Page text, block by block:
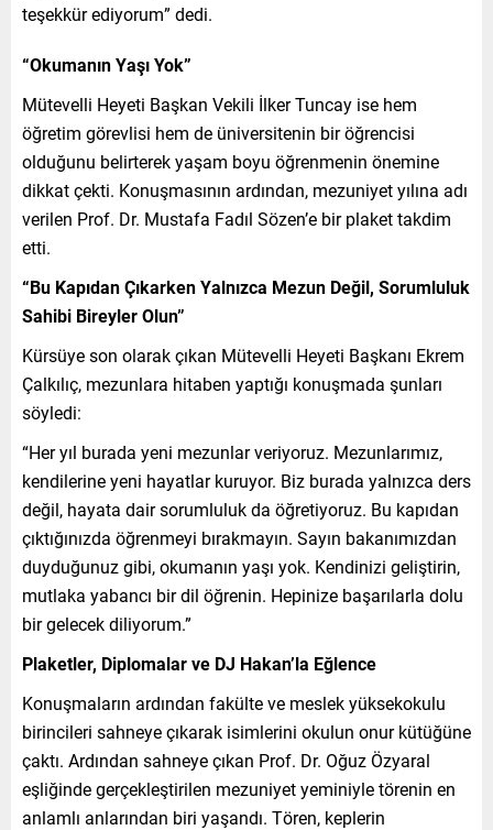
teşekkür ediyorum” dedi.
“Okumanın Yaşı Yok”
Mütevelli Heyeti Başkan Vekili İlker Tuncay ise hem
öğretim görevlisi hem de üniversitenin bir öğrencisi
olduğunu belirterek yaşam boyu öğrenmenin önemine
dikkat çekti. Konuşmasının ardından, mezuniyet yılına adı
verilen Prof. Dr. Mustafa Fadıl Sözen’e bir plaket takdim
etti.
“Bu Kapıdan Çıkarken Yalnızca Mezun Değil, Sorumluluk
Sahibi Bireyler Olun”
Kürsüye son olarak çıkan Mütevelli Heyeti Başkanı Ekrem
Çalkılıç, mezunlara hitaben yaptığı konuşmada şunları
söyledi:
“Her yıl burada yeni mezunlar veriyoruz. Mezunlarımız,
kendilerine yeni hayatlar kuruyor. Biz burada yalnızca ders
değil, hayata dair sorumluluk da öğretiyoruz. Bu kapıdan
çıktığınızda öğrenmeyi bırakmayın. Sayın bakanımızdan
duyduğunuz gibi, okumanın yaşı yok. Kendinizi geliştirin,
mutlaka yabancı bir dil öğrenin. Hepinize başarılarla dolu
bir gelecek diliyorum.”
Plaketler, Diplomalar ve DJ Hakan’la Eğlence
Konuşmaların ardından fakülte ve meslek yüksekokulu
birincileri sahneye çıkarak isimlerini okulun onur kütüğüne
çaktı. Ardından sahneye çıkan Prof. Dr. Oğuz Özyaral
eşliğinde gerçekleştirilen mezuniyet yeminiyle törenin en
anlamlı anlarından biri yaşandı. Tören, keplerin